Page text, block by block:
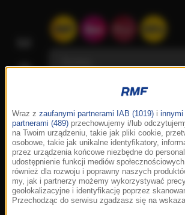
Wraz z zaufanymi partnerami IAB (1019) i innymi
partnerami (489) przechowujemy i/lub
na Twoim urządzeniu, takie jak pliki cookie,
osobowe, takie jak unikalne identyfikatory,
przez urządzenia końcowe niezbędne do
udostępnienie funkcji mediów
również dla rozwoju i poprawny naszych
my, jak i partnerzy możemy wykorzystywać
geolokalizacyjne i identyfikację poprzez
Przechodząc do serwisu zgadzasz się na